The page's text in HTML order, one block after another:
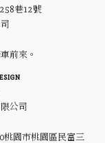
巷12號
前來。
公司
桃園市桃園區民富三